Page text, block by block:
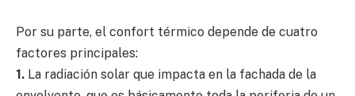
Por su parte, el confort térmico depende de cuatro
factores principales:
1. La radiación solar que impacta en la fachada de la